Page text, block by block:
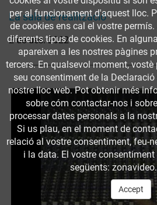
La sala de realització
2 de des. 2022
per al funcionament d'aquest lloc.
de cookies ens cal el vostre
diferents tipus de cookies. En
apareixen a les nostres pàgines
tercers. En qualsevol moment,
seu consentiment de la
nostre lloc web. Pot obtenir més
sobre cóm contactar-nos i
processar dates personals a la
Si us plau, en el moment de
relació al vostre consentiment, feu-
i la data. El vostre
següents:
Accept